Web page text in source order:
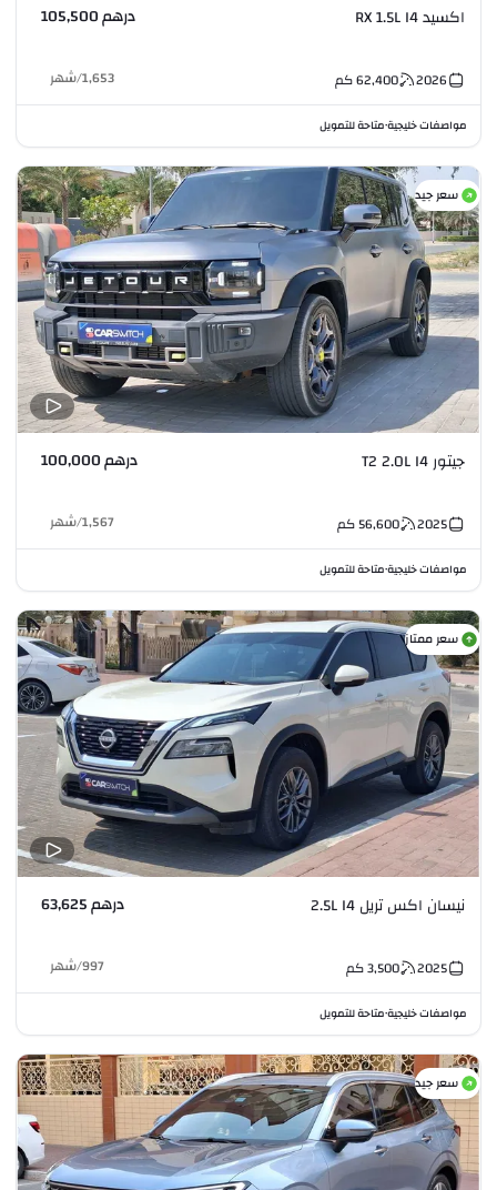
اكسيد RX 1.5L I4 درهم 105,500
2026
62,400كم 1,653
/شهر
مواصفات خليجية•متاحة للتمويل
سعر جيد
جيتور T2 2.0L I4 درهم 100,000
2025
56,600كم 1,567
/شهر
مواصفات خليجية•متاحة للتمويل
سعر ممتاز
نيسان اكس تريل 2.5L I4 درهم 63,625
2025
3,500كم 997
/شهر
مواصفات خليجية•متاحة للتمويل
سعر جيد